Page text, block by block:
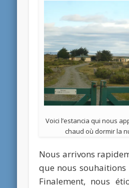
Voici l’estancia qui nous
chaud où dormir la
Nous arrivons
que nous
Finalement, nous